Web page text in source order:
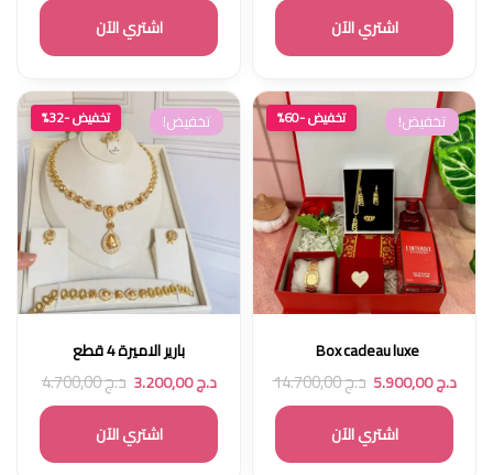
اشتري الآن اشتري الآن
تخفيض! تخفيض -60%
Box cadeau luxe
د.ج5.900,00 د.ج14.700,00
اشتري الآن
تخفيض! تخفيض -32%
بارير الاميرة 4 قطع
د.ج3.200,00 د.ج4.700,00
اشتري الآن